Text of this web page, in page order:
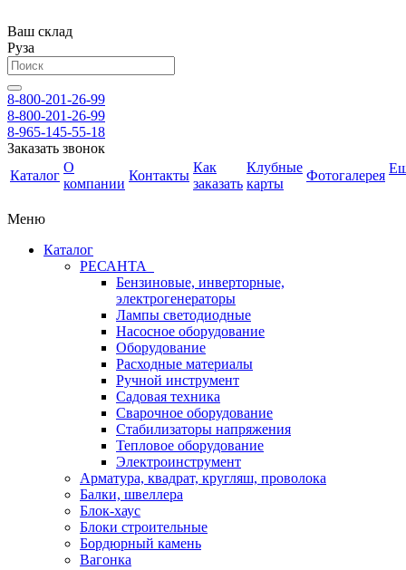
Ваш склад
Руза
8-800-201-26-99
8-800-201-26-99
8-965-145-55-18
Заказать звонок
Каталог
О
компании
Контакты
Как
заказать
Клубные
карты
Фотогалерея
Меню
Каталог
РЕСАНТА
Бензиновые, инверторные,
электрогенераторы
Лампы светодиодные
Насосное оборудование
Оборудование
Расходные материалы
Ручной инструмент
Садовая техника
Сварочное оборудование
Стабилизаторы напряжения
Тепловое оборудование
Электроинструмент
Арматура, квадрат, кругляш, проволока
Балки, швеллера
Блок-хаус
Блоки строительные
Бордюрный камень
Вагонка